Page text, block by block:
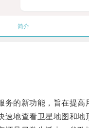
简介
的新功能，旨在提高
地查看卫星地图和地